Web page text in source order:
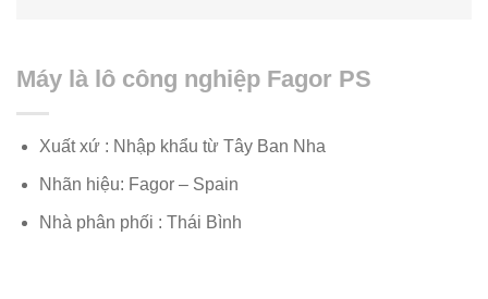
Máy là lô công nghiệp Fagor PS
Xuất xứ : Nhập khẩu từ Tây Ban Nha
Nhãn hiệu: Fagor – Spain
Nhà phân phối : Thái Bình